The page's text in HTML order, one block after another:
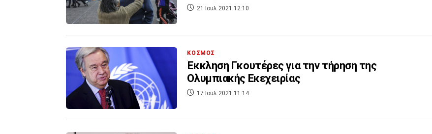
21 Ιουλ 2021 12:10
ΚΟΣΜΟΣ
Έκκληση Γκουτέρες για την τήρηση της
Ολυμπιακής Εκεχειρίας
17 Ιουλ 2021 11:14